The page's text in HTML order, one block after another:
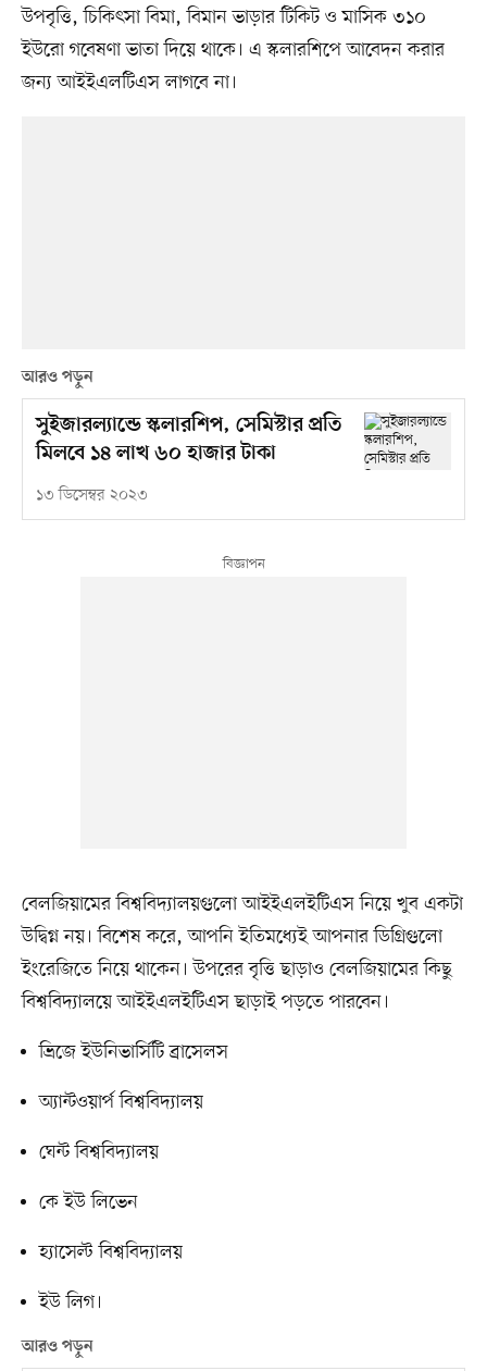
উপবৃত্তি, চিকিৎসা বিমা, বিমান ভাড়ার টিকিট ও মাসিক ৩১০
ইউরো গবেষণা ভাতা দিয়ে থাকে। এ স্কলারশিপে আবেদন করার
জন্য আইইএলটিএস লাগবে না।
আরও পড়ুন
সুইজারল্যান্ডে স্কলারশিপ, সেমিস্টার প্রতি
মিলবে ১৪ লাখ ৬০ হাজার টাকা
১৩ ডিসেম্বর ২০২৩
বেলজিয়ামের বিশ্ববিদ্যালয়গুলো আইইএলইটিএস নিয়ে খুব একটা
উদ্বিগ্ন নয়। বিশেষ করে, আপনি ইতিমধ্যেই আপনার ডিগ্রিগুলো
ইংরেজিতে নিয়ে থাকেন। উপরের বৃত্তি ছাড়াও বেলজিয়ামের কিছু
বিশ্ববিদ্যালয়ে আইইএলইটিএস ছাড়াই পড়তে পারবেন।
ভ্রিজে ইউনিভার্সিটি ব্রাসেলস
অ্যান্টওয়ার্প বিশ্ববিদ্যালয়
ঘেন্ট বিশ্ববিদ্যালয়
কে ইউ লিভেন
হ্যাসেল্ট বিশ্ববিদ্যালয়
ইউ লিগ।
আরও পড়ুন